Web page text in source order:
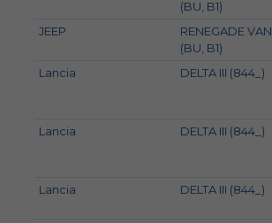
(BU, B1)
JEEP
RENEGADE VAN
(BU, B1)
Lancia DELTA III (844_)
Lancia DELTA III (844_)
Lancia DELTA III (844_)